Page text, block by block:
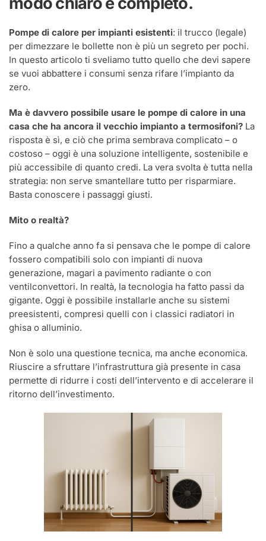
per
le
Pompe di calore per impianti esistenti: il trucco (legale)
per dimezzare le bollette non è più un segreto per pochi.
In questo articolo ti sveliamo tutto quello che devi sapere
se vuoi abbattere i consumi senza rifare l’impianto da
zero.
Ma è davvero possibile usare le pompe di calore in una
casa che ha ancora il vecchio impianto a termosifoni? La
risposta è sì, e ciò che prima sembrava complicato – o
costoso – oggi è una soluzione intelligente, sostenibile e
più accessibile di quanto credi. La vera svolta è tutta nella
strategia: non serve smantellare tutto per risparmiare.
Basta conoscere i passaggi giusti.
Mito o realtà?
Fino a qualche anno fa si pensava che le pompe di calore
fossero compatibili solo con impianti di nuova
generazione, magari a pavimento radiante o con
ventilconvettori. In realtà, la tecnologia ha fatto passi da
gigante. Oggi è possibile installarle anche su sistemi
preesistenti, compresi quelli con i classici radiatori in
ghisa o alluminio.
Non è solo una questione tecnica, ma anche economica.
Riuscire a sfruttare l’infrastruttura già presente in casa
permette di ridurre i costi dell’intervento e di accelerare il
ritorno dell’investimento.